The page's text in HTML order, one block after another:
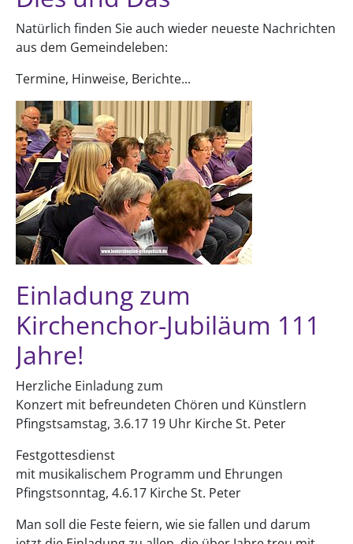
Natürlich finden Sie auch wieder neueste Nachrichten
aus dem Gemeindeleben:
Termine, Hinweise, Berichte...
Einladung zum
Kirchenchor-Jubiläum 111
Jahre!
Herzliche Einladung zum
Konzert mit befreundeten Chören und Künstlern
Pfingstsamstag, 3.6.17 19 Uhr Kirche St. Peter
Festgottesdienst
mit musikalischem Programm und Ehrungen
Pfingstsonntag, 4.6.17 Kirche St. Peter
Man soll die Feste feiern, wie sie fallen und darum